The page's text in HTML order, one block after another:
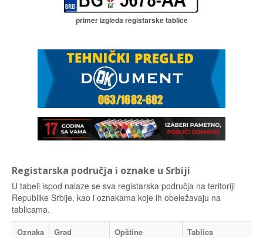
primer izgleda registarske tablice
Registarska područja i oznake u Srbiji
U tabeli ispod nalaze se sva registarska područja na teritoriji
Republike Srbije, kao i oznakama koje ih obeležavaju na
tablicama.
Oznaka Grad Opštine
Tablica